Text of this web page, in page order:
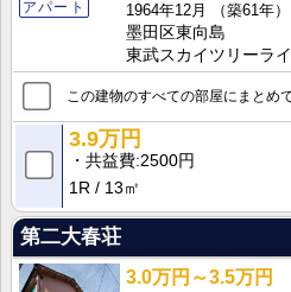
アパート
1964年12月
（築61年）
墨田区東向島
東武スカイツリーラ
この建物のすべての部屋にまとめ
3.9万円
共益費 2500円
1R
13㎡
第二大春荘
3.0万円～3.5万円